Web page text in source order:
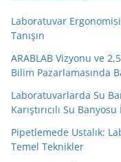
Laboratuvar
Tanışın
ARABLAB Vizyonu ve
Bilim Pazarlamasında
Laboratuvarlarda Su
Karıştırıcılı Su
Pipetlemede Ustalık:
Temel Teknikler